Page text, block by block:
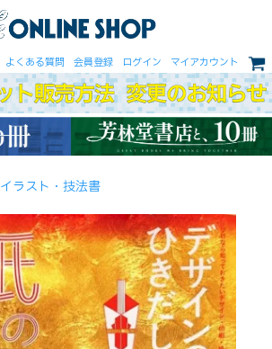
よくある質問 会員登録 ログイン マイアカウント
イラスト・技法書